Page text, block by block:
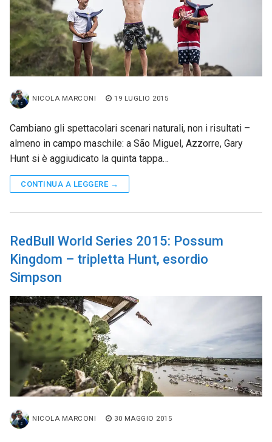
NICOLA MARCONI 19 LUGLIO 2015
Cambiano gli spettacolari scenari naturali, non i risultati –
almeno in campo maschile: a São Miguel, Azzorre, Gary
Hunt si è aggiudicato la quinta tappa…
CONTINUA A LEGGERE →
RedBull World Series 2015: Possum
Kingdom – tripletta Hunt, esordio
Simpson
NICOLA MARCONI 30 MAGGIO 2015